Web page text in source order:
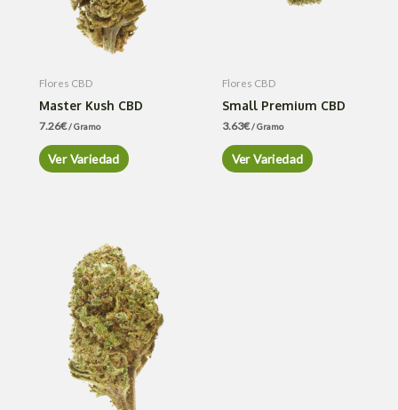
Flores CBD
Master Kush CBD
7.26€/ Gramo
Ver Variedad
Flores CBD
Small Premium CBD
3.63€/ Gramo
Ver Variedad